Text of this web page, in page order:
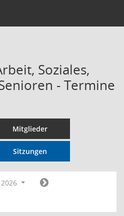
Soziales,
- Termine
Mitglieder
Sitzungen
2026